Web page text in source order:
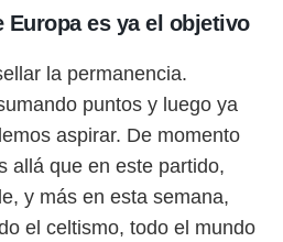
Europa es ya el objetivo
la permanencia.
puntos y luego ya
aspirar. De momento
allá que en este partido,
y más en esta semana,
el celtismo, todo el mundo